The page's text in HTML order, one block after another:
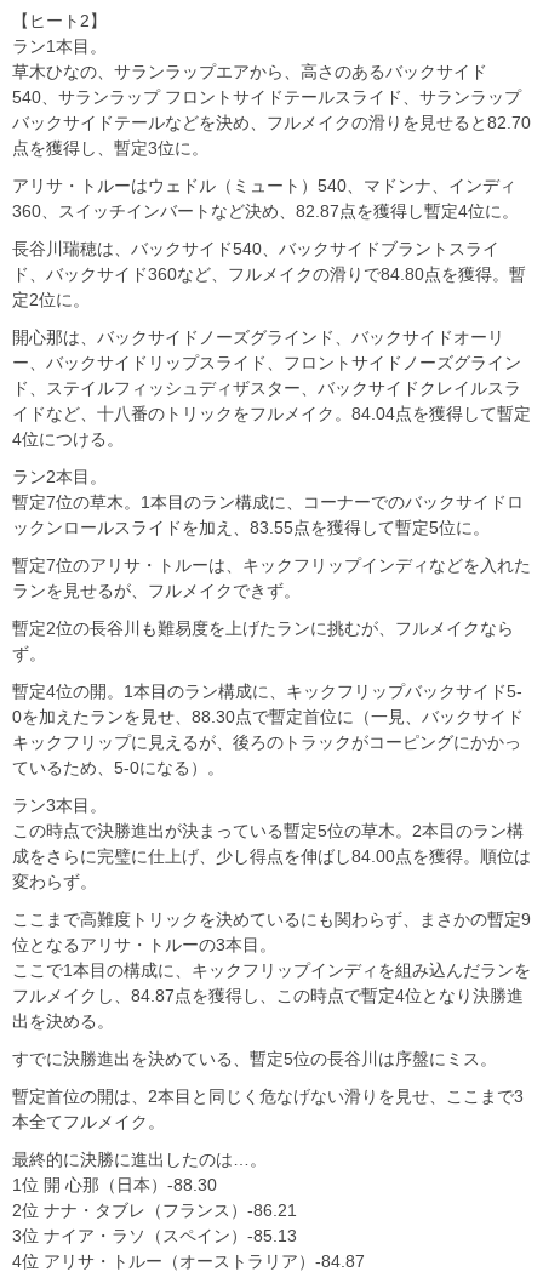
【ヒート2】
ラン1本目。
草木ひなの、サランラップエアから、高さのあるバックサイド
540、サランラップ フロントサイドテールスライド、サランラップ
バックサイドテールなどを決め、フルメイクの滑りを見せると82.70
点を獲得し、暫定3位に。
アリサ・トルーはウェドル（ミュート）540、マドンナ、インディ
360、スイッチインバートなど決め、82.87点を獲得し暫定4位に。
長谷川瑞穂は、バックサイド540、バックサイドブラントスライ
ド、バックサイド360など、フルメイクの滑りで84.80点を獲得。暫
定2位に。
開心那は、バックサイドノーズグラインド、バックサイドオーリ
ー、バックサイドリップスライド、フロントサイドノーズグライン
ド、ステイルフィッシュディザスター、バックサイドクレイルスラ
イドなど、十八番のトリックをフルメイク。84.04点を獲得して暫定
4位につける。
ラン2本目。
暫定7位の草木。1本目のラン構成に、コーナーでのバックサイドロ
ックンロールスライドを加え、83.55点を獲得して暫定5位に。
暫定7位のアリサ・トルーは、キックフリップインディなどを入れた
ランを見せるが、フルメイクできず。
暫定2位の長谷川も難易度を上げたランに挑むが、フルメイクなら
ず。
暫定4位の開。1本目のラン構成に、キックフリップバックサイド5-
0を加えたランを見せ、88.30点で暫定首位に（一見、バックサイド
キックフリップに見えるが、後ろのトラックがコーピングにかかっ
ているため、5-0になる）。
ラン3本目。
この時点で決勝進出が決まっている暫定5位の草木。2本目のラン構
成をさらに完璧に仕上げ、少し得点を伸ばし84.00点を獲得。順位は
変わらず。
ここまで高難度トリックを決めているにも関わらず、まさかの暫定9
位となるアリサ・トルーの3本目。
ここで1本目の構成に、キックフリップインディを組み込んだランを
フルメイクし、84.87点を獲得し、この時点で暫定4位となり決勝進
出を決める。
すでに決勝進出を決めている、暫定5位の長谷川は序盤にミス。
暫定首位の開は、2本目と同じく危なげない滑りを見せ、ここまで3
本全てフルメイク。
最終的に決勝に進出したのは…。
1位 開 心那（日本）-88.30
2位 ナナ・タブレ（フランス）-86.21
3位 ナイア・ラソ（スペイン）-85.13
4位 アリサ・トルー（オーストラリア）-84.87